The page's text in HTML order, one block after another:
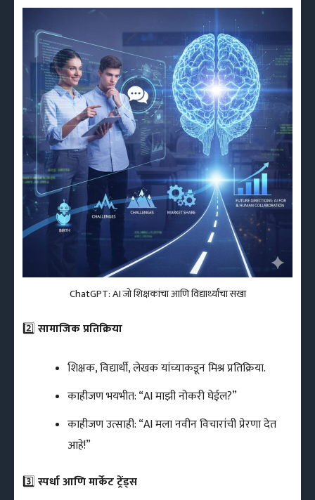
ChatGPT: AI जो शिक्षकांचा आणि विद्यार्थ्यांचा सखा
2️⃣सामाजिक प्रतिक्रिया
शिक्षक, विद्यार्थी, लेखक यांच्याकडून मिश्र प्रतिक्रिया.
काहीजण भयभीत: “AI माझी नोकरी घेईल?”
काहीजण उत्साही: “AI मला नवीन विचारांची प्रेरणा देत
आहे!”
3️⃣स्पर्धा आणि मार्केट ट्रेंड्स